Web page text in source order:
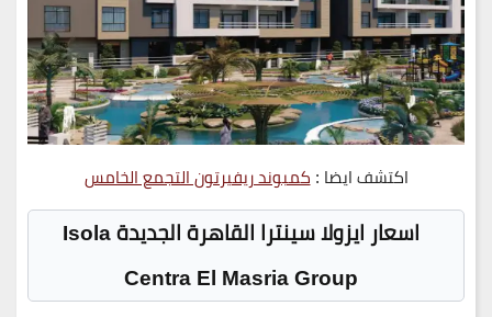
اكتشف ايضا :كمبوند ريفيرتون التجمع الخامس
اسعار ايزولا سينترا القاهرة الجديدة Isola
Centra El Masria Group